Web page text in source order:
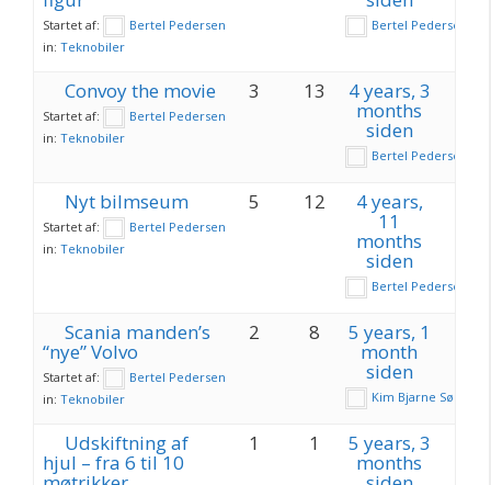
Startet af:
Bertel Pedersen
in: Teknobiler
Bertel Pedersen
Convoy the movie
Startet af:
Bertel Pedersen
in: Teknobiler
3 13 4 years, 3
months
siden
Bertel Pedersen
Nyt bilmseum
Startet af:
Bertel Pedersen
in: Teknobiler
5 12 4 years,
11
months
siden
Bertel Pedersen
Scania manden’s
“nye” Volvo
Startet af:
Bertel Pedersen
in: Teknobiler
2 8 5 years, 1
month
siden
Kim Bjarne
Udskiftning af
hjul – fra 6 til 10
1 1 5 years, 3
months